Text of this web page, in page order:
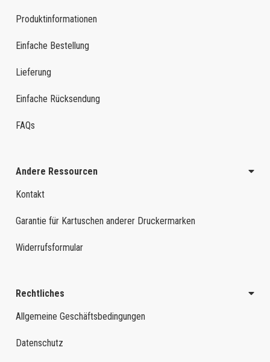
Produktinformationen
Einfache Bestellung
Lieferung
Einfache Rücksendung
FAQs
Andere Ressourcen
Kontakt
Garantie für Kartuschen anderer Druckermarken
Widerrufsformular
Rechtliches
Allgemeine Geschäftsbedingungen
Datenschutz